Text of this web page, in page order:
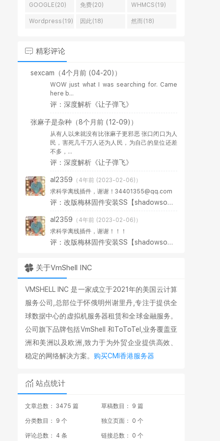
GOOGLE(20) 免费(20) WHMCS(19)
Wordpress(19) 因此(18) 然而(18)
精彩评论
sexcam （4个月前 (04-20)）
WOW just what I was searching for. Came
here b...
评：深度解析《让子弹飞》
张麻子是杂种 （8个月前 (12-09)）
从有人以来就没有比张麻子更邪恶 张口闭口为人
民，害死几千万人还为人民，为自己的皇位还差
不多，...
评：深度解析《让子弹飞》
al2359 （4年前 (2023-02-06)）
求科学离线插件，谢谢！34401355@qq.com
评：改版梅林固件安装SS【shadowsocks】科学上网插件教程
al2359 （4年前 (2023-02-06)）
求科学离线插件，谢谢！！！
评：改版梅林固件安装SS【shadowsocks】科学上网插件教程
关于VmShell INC
VMSHELL INC 是一家成立于2021年的美国云计算
服务公司,总部位于怀俄明州谢里丹,专注于提供全
球数据中心的虚拟机服务器租赁和全球金融服务。
公司旗下品牌包括VmShell 和ToToTel,业务覆盖亚
洲和美洲以及欧洲,致力于为外贸企业提供高效、
稳定的网络解决方案。 购买CMI香港服务器
站点统计
文章总数： 3475 篇 草稿数目： 9 篇
分类数目： 9 个 独立页面： 0 个
评论总数： 4 条 链接总数： 0 个